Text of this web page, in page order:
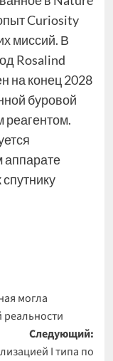
Curiosity
миссий. В
Rosalind
на конец 2028
буровой
реагентом.
аппарате
могла
Следующий:
I типа по